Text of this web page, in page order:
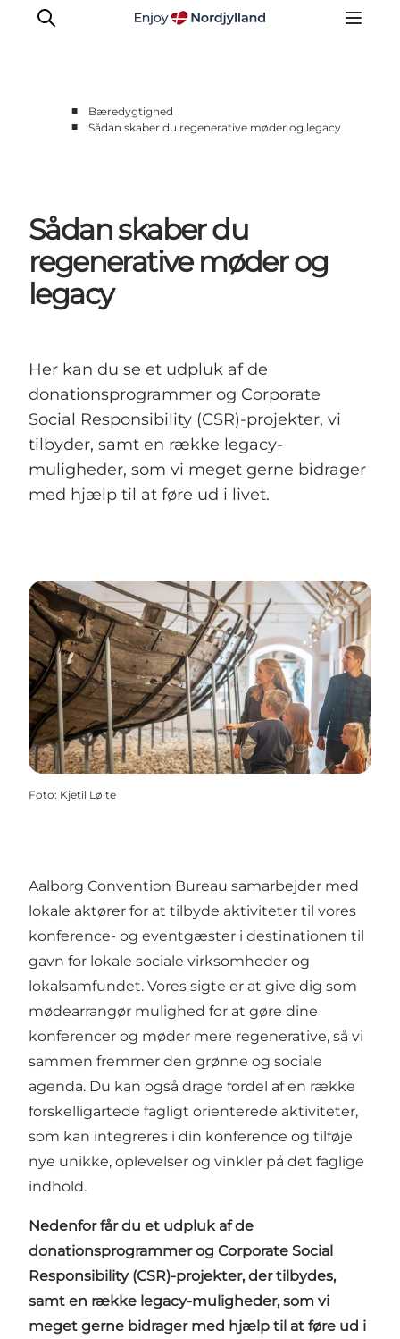
Partnerskab
Bæredygtighed
Om os
■
Bæredygtighed
■
Sådan skaber du regenerative møder og legacy
Sådan skaber du
regenerative møder og
legacy
Her kan du se et udpluk af de
donationsprogrammer og Corporate
Social Responsibility (CSR)-projekter, vi
tilbyder, samt en række legacy-
muligheder, som vi meget gerne bidrager
med hjælp til at føre ud i livet.
Foto: Kjetil Løite
Aalborg Convention Bureau samarbejder med
lokale aktører for at tilbyde aktiviteter til vores
konference- og eventgæster i destinationen til
gavn for lokale sociale virksomheder og
lokalsamfundet. Vores sigte er at give dig som
mødearrangør mulighed for at gøre dine
konferencer og møder mere regenerative, så vi
sammen fremmer den grønne og sociale
agenda. Du kan også drage fordel af en række
forskelligartede fagligt orienterede aktiviteter,
som kan integreres i din konference og tilføje
nye unikke, oplevelser og vinkler på det faglige
indhold.
Nedenfor får du et udpluk af de
donationsprogrammer og Corporate Social
Responsibility (CSR)-projekter, der tilbydes,
samt en række legacy-muligheder, som vi
meget gerne bidrager med hjælp til at føre ud i